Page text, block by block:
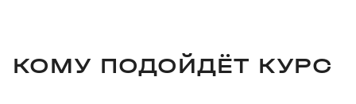
КОМУ ПОДОЙДЁТ КУРС